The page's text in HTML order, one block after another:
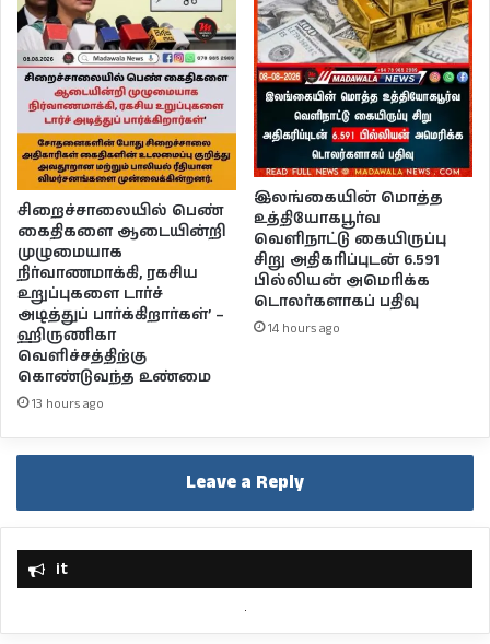
சிறைச்சாலையில் பெண்
கைதிகளை ஆடையின்றி
முழுமையாக
நிர்வாணமாக்கி, ரகசிய
உறுப்புகளை டார்ச்
அடித்துப் பார்க்கிறார்கள்’ –
ஹிருணிகா
வெளிச்சத்திற்கு
கொண்டுவந்த உண்மை
13 hours ago
இலங்கையின் மொத்த
உத்தியோகபூர்வ
வெளிநாட்டு கையிருப்பு
சிறு அதிகரிப்புடன் 6.591
பில்லியன் அமெரிக்க
டொலர்களாகப் பதிவு
14 hours ago
Leave a Reply
it